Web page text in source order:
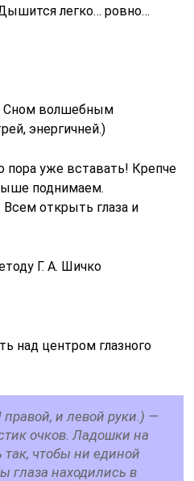
легко… ровно…
Сном волшебным
энергичней.)
уже вставать! Крепче
поднимаем.
открыть глаза и
Г. А. Шичко
над центром глазного
и левой руки.) —
очков. Ладошки на
чтобы ни единой
глаза находились в